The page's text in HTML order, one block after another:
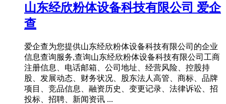
山东经欣粉体设备科技有限公司 爱企
查
爱企查为您提供山东经欣粉体设备科技有限公司的企业
信息查询服务,查询山东经欣粉体设备科技有限公司工商
注册信息、电话邮箱、公司地址、经营风险、控股持
股、发展动态、财务状况、股东法人高管、商标、品牌
项目、竞品信息、融资历史、变更记录、法律诉讼、招
投标、招聘、新闻资讯 ...